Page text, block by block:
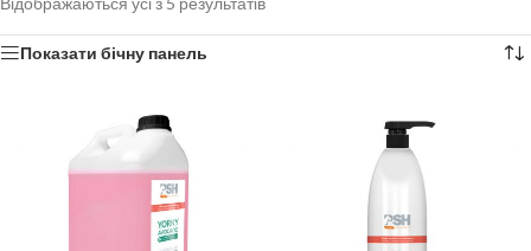
Показати бічну панель